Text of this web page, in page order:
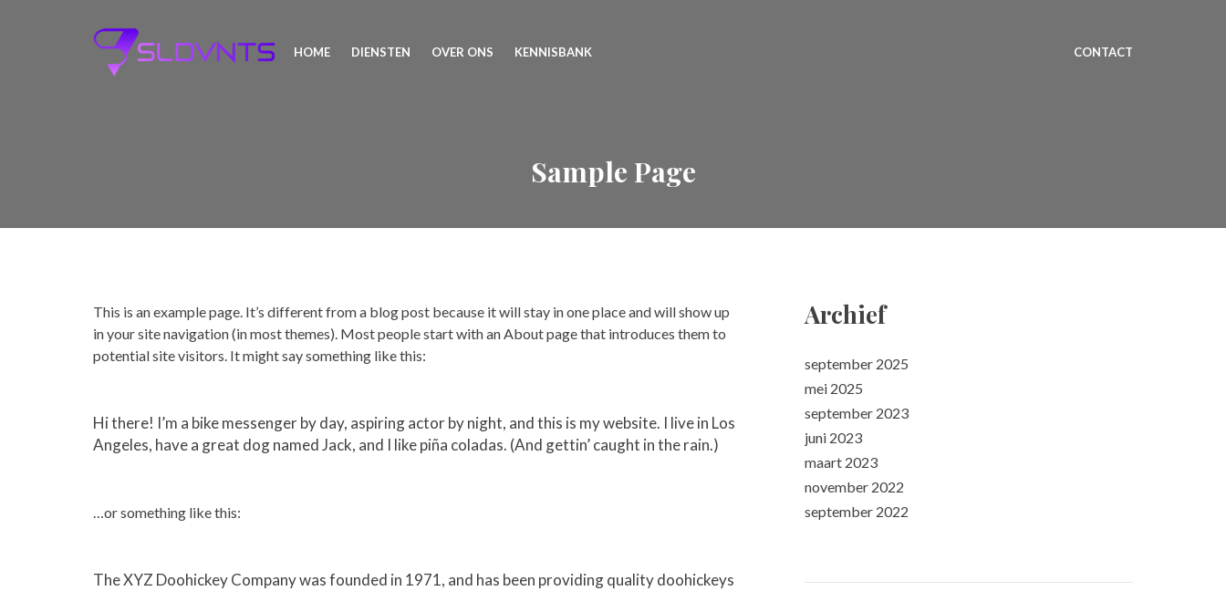
HOME DIENSTEN OVER ONS KENNISBANK CONTACT
Sample Page
This is an example page. It’s different from a blog post because it will stay in one place and will show up
in your site navigation (in most themes). Most people start with an About page that introduces them to
potential site visitors. It might say something like this:
Hi there! I’m a bike messenger by day, aspiring actor by night, and this is my website. I live in Los
Angeles, have a great dog named Jack, and I like piña coladas. (And gettin’ caught in the rain.)
…or something like this:
The XYZ Doohickey Company was founded in 1971, and has been providing quality doohickeys
Archief
september 2025
mei 2025
september 2023
juni 2023
maart 2023
november 2022
september 2022